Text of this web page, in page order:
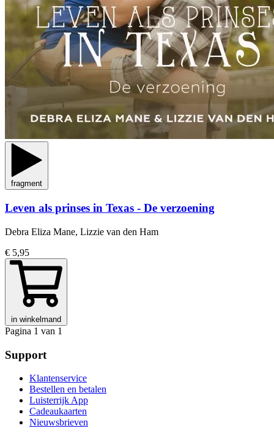
fragment
Leven als prinses in Texas - De verzoening
Debra Eliza Mane, Lizzie van den Ham
€ 5,95
in winkelmand
Pagina 1 van 1
Support
Klantenservice
Bestellen en betalen
Luisterrijk App
Cadeaukaarten
Nieuwsbrieven